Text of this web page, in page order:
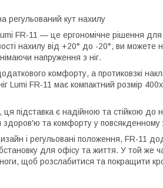
регульований кут нахилу
FR-11 — це ергономічне рішення
нахилу від +20° до -20°, ви можете
напруження з ніг.
комфорту, а протиковзкі
Lumi FR-11 має компактний розмір
ця підставка є надійною та стійкою до
здоров'ю та комфорту у повсякденному
і регульовані положення, FR-11
для офісу та життя. У той же
щоб розслабитися та покращити